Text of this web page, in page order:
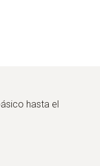
hasta el